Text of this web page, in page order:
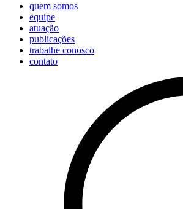
quem somos
equipe
atuação
publicações
trabalhe conosco
contato